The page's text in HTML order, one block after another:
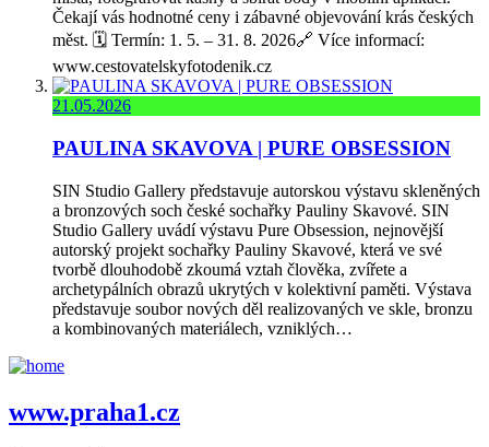
Čekají vás hodnotné ceny i zábavné objevování krás českých
měst. 🗓️ Termín: 1. 5. – 31. 8. 2026🔗 Více informací:
www.cestovatelskyfotodenik.cz
21.05.2026
PAULINA SKAVOVA | PURE OBSESSION
SIN Studio Gallery představuje autorskou výstavu skleněných
a bronzových soch české sochařky Pauliny Skavové. SIN
Studio Gallery uvádí výstavu Pure Obsession, nejnovější
autorský projekt sochařky Pauliny Skavové, která ve své
tvorbě dlouhodobě zkoumá vztah člověka, zvířete a
archetypálních obrazů ukrytých v kolektivní paměti. Výstava
představuje soubor nových děl realizovaných ve skle, bronzu
a kombinovaných materiálech, vzniklých…
www.praha1.cz